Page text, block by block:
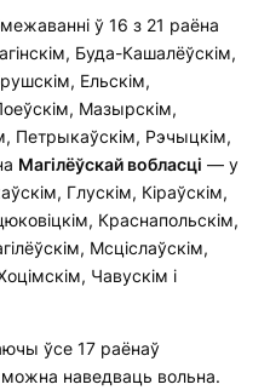
ў 16 з 21 раёна
Буда-Кашалёўскім,
Ельскім,
Мазырскім,
Петрыкаўскім, Рэчыцкім,
Магілёўскай вобласці — у
Глускім, Кіраўскім,
Краснапольскім,
Мсціслаўскім,
Чавускім і
ўсе 17 раёнаў
наведваць вольна.